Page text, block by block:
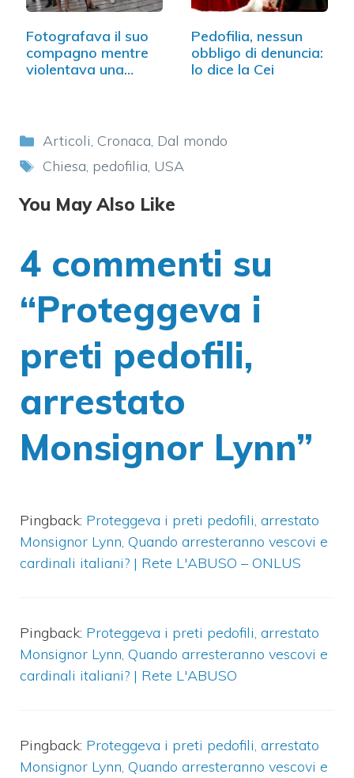
Fotografava il suo
compagno mentre
violentava una…
Pedofilia, nessun
obbligo di denuncia:
lo dice la Cei
Categorie
Articoli, Cronaca, Dal mondo
Tag
Chiesa, pedofilia, USA
You May Also Like
4 commenti su
“Proteggeva i
preti pedofili,
arrestato
Monsignor Lynn”
Pingback: Proteggeva i preti pedofili, arrestato
Monsignor Lynn, Quando arresteranno vescovi e
cardinali italiani? | Rete L'ABUSO – ONLUS
Pingback: Proteggeva i preti pedofili, arrestato
Monsignor Lynn, Quando arresteranno vescovi e
cardinali italiani? | Rete L'ABUSO
Pingback: Proteggeva i preti pedofili, arrestato
Monsignor Lynn, Quando arresteranno vescovi e